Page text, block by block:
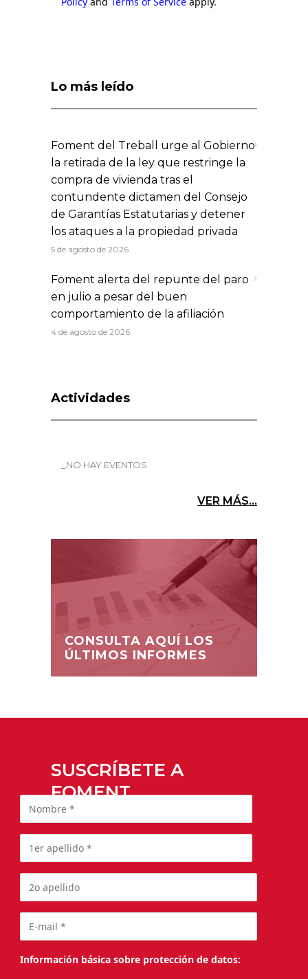
Lo más leído
Foment del Treball urge al Gobierno
la retirada de la ley que restringe la
compra de vivienda tras el
contundente dictamen del Consejo
de Garantías Estatutarias y detener
los ataques a la propiedad privada
5 de agosto de 2026
Foment alerta del repunte del paro
en julio a pesar del buen
comportamiento de la afiliación
4 de agosto de 2026
Actividades
_NO HAY EVENTOS
VER MÁS...
CONSULTA AQUÍ LOS
ÚLTIMOS INFORMES
SUSCRÍBETE A
FOMENT
Información básica sobre protección de datos: